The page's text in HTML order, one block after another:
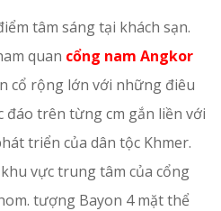
tâm sáng tại khách sạn.
quan cổng nam Angkor
cổ rộng lớn với những điêu
đáo trên từng cm gắn liền với
triển của dân tộc Khmer.
vực trung tâm của cổng
tượng Bayon 4 mặt thể